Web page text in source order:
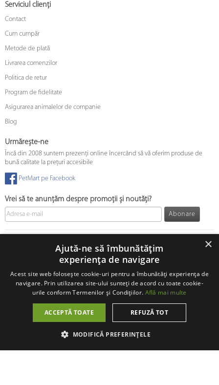
Serviciul clienți
Contact
Cum cumpăr
Metode de plată
Livrarea comenzilor
Politica de retur
Program de fidelitate
Asigurarea animalelor de companie
Blog
Urmărește-ne
Încă din 2008 suntem prezenți online încercând să vă oferim produse de
bună calitate la prețuri accesibile
PetMart pe Facebook
Vrei să te anunțăm despre promoții și noutăți?
Abonare
×
Ajută-ne să îmbunătățim
experiența de navigare
Acest site web folosește cookie-uri pentru a îmbunătăți experiența de
navigare. Prin utilizarea site-ului sunteți de acord cu toate cookie-
urile conform Termenilor și Condițiilor. Află mai multe
ACCEPTĂ TOATE REFUZĂ TOT
MODIFICĂ PREFERINȚELE